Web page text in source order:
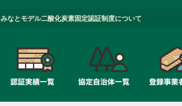
みなとモデル二酸化炭素固定認証制度について